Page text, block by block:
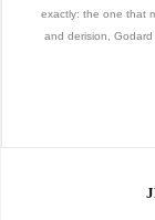
exactly: the one that
and derision, Godard